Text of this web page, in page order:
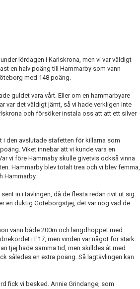
lördagen i Karlskrona, men vi var väldigt
en halv poäng till Hammarby som vann
med 148 poäng.
guldet vara vårt. Eller om en hammarbyare
var det väldigt jämt, så vi hade verkligen inte
och försöker instala oss att att ett silver
i den avslutade stafetten för killarna som
Viket innebar att vi kunde vara en
vi före Hammaby skulle givetvis också vinna
Hammarby blev totalt trea och vi blev femma,
Hammarby.
in i tävlingen, då de flesta redan rivit ut sig.
en duktig Göteborgstjej, det var nog vad de
vann både 200m och längdhoppet med
i F17, men vinden var något för stark.
tjej hade samma tid, men skilldes åt med
således en extra poäng. Så lagtävlingen kan
fick vi besked. Annie Grindange, som